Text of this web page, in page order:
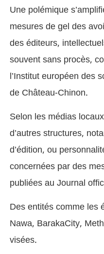
Une polémique
mesures de gel des
des éditeurs,
souvent sans procès,
l’Institut européen des
de Château-Chinon.
Selon les médias
d’autres structures,
d’édition, ou
concernées par des
publiées au Journal
Des entités comme les
Nawa, BarakaCity,
visées.